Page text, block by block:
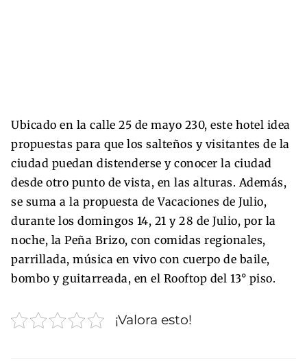
Ubicado en la calle 25 de mayo 230, este hotel idea
propuestas para que los salteños y visitantes de la
ciudad puedan distenderse y conocer la ciudad
desde otro punto de vista, en las alturas. Además,
se suma a la propuesta de Vacaciones de Julio,
durante los domingos 14, 21 y 28 de Julio, por la
noche, la Peña Brizo, con comidas regionales,
parrillada, música en vivo con cuerpo de baile,
bombo y guitarreada, en el Rooftop del 13° piso.
¡Valora esto!